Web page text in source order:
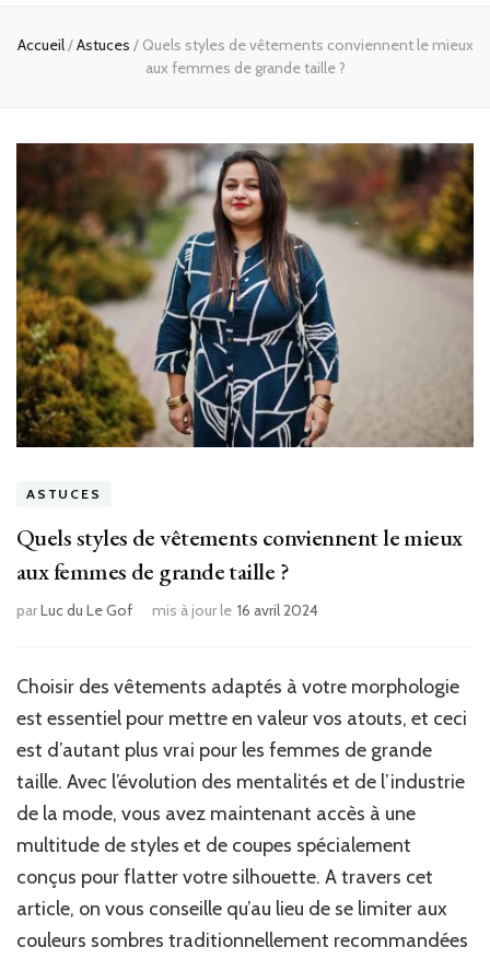
Accueil/Astuces / Quels styles de vêtements conviennent le mieux
aux femmes de grande taille ?
ASTUCES
Quels styles de vêtements conviennent le mieux
aux femmes de grande taille ?
parLuc du Le Gof mis à jour le 16 avril 2024
Choisir des vêtements adaptés à votre morphologie
est essentiel pour mettre en valeur vos atouts, et ceci
est d’autant plus vrai pour les femmes de grande
taille. Avec l’évolution des mentalités et de l’industrie
de la mode, vous avez maintenant accès à une
multitude de styles et de coupes spécialement
conçus pour flatter votre silhouette. A travers cet
article, on vous conseille qu’au lieu de se limiter aux
couleurs sombres traditionnellement recommandées